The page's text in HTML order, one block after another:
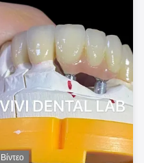
Βίντεο